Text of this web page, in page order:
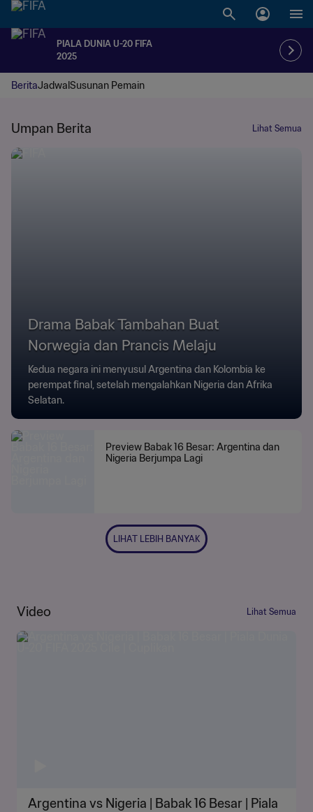
PIALA DUNIA U-20 FIFA
2025
BeritaJadwalSusunan Pemain
Umpan Berita Lihat Semua
Drama Babak Tambahan Buat
Norwegia dan Prancis Melaju
Kedua negara ini menyusul Argentina dan Kolombia ke
perempat final, setelah mengalahkan Nigeria dan Afrika
Selatan.
Preview Babak 16 Besar: Argentina dan
Nigeria Berjumpa Lagi
LIHAT LEBIH BANYAK
Video Lihat Semua
Argentina vs Nigeria | Babak 16 Besar | Piala